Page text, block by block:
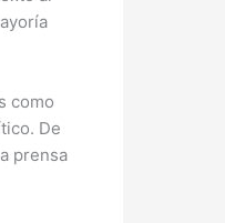
como
De
prensa